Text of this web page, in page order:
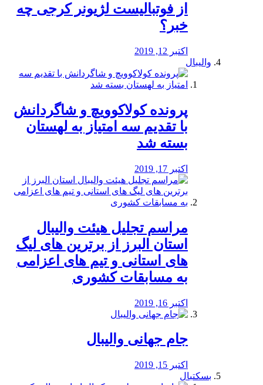
از فوتبالیست لژیونر کرجی چه
خبر؟
اکتبر 12, 2019
والیبال
پرونده کولاکوویچ و شاگردانش
با تقدیم سه امتیاز به لهستان
بسته شد
اکتبر 17, 2019
مراسم تجلیل هیئت والیبال
استان البرز از برترین های لیگ
های استانی و تیم های اعزامی
به مسابقات کشوری
اکتبر 16, 2019
جام جهانی والیبال
اکتبر 15, 2019
بسکتبال